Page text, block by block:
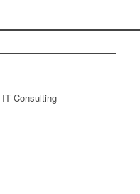
Consulting